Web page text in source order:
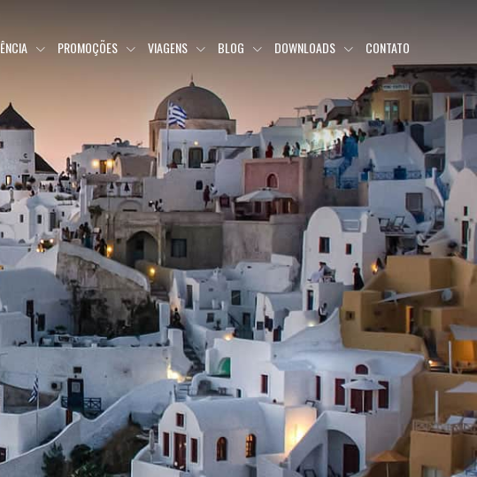
PROMOÇÕES VIAGENS BLOG DOWNLOADS CONTATO